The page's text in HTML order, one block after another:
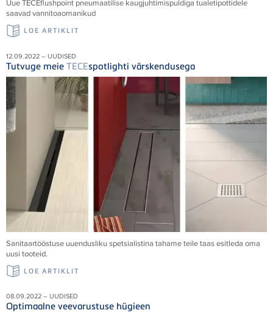
UueTECEflushpoint pneumaatilise kaugjuhtimispuldiga tualetipottidele
saavad vannitoaomanikud
LOE ARTIKLIT
12.09.2022 – UUDISED
Tutvuge meie TECEspotlighti värskendusega
Sanitaartööstuse uuendusliku spetsialistina tahame teile taas esitleda oma
uusi tooteid.
LOE ARTIKLIT
08.09.2022 – UUDISED
Optimaalne veevarustuse hügieen